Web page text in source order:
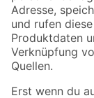
Zahlungsarten
Sicher einkaufen